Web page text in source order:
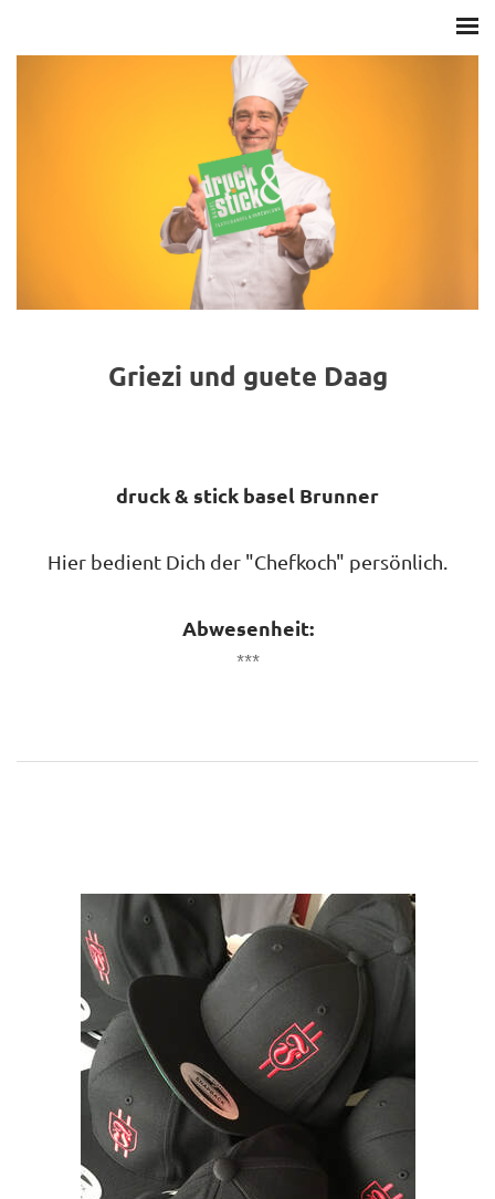
Griezi und guete Daag
druck & stick basel Brunner
​Hier bedient Dich der "Chefkoch" persönlich.
Abwesenheit:
***